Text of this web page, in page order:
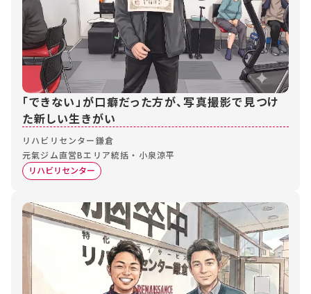
「できない」が口癖だった方が、写真撮影で見つけ
た新しい生きがい
リハビリセンター鎌倉
元氣ジム直営Bエリア統括・小泉涼平
リハビリセンター